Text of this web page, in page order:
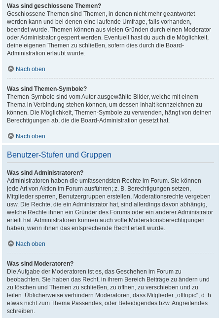
Was sind geschlossene Themen?
Geschlossene Themen sind Themen, in denen nicht mehr geantwortet
werden kann und bei denen eine laufende Umfrage, falls vorhanden,
beendet wurde. Themen können aus vielen Gründen durch einen Moderator
oder Administrator gesperrt werden. Eventuell hast du auch die Möglichkeit,
deine eigenen Themen zu schließen, sofern dies durch die Board-
Administration erlaubt wurde.
Nach oben
Was sind Themen-Symbole?
Themen-Symbole sind vom Autor ausgewählte Bilder, welche mit einem
Thema in Verbindung stehen können, um dessen Inhalt kennzeichnen zu
können. Die Möglichkeit, Themen-Symbole zu verwenden, hängt von deinen
Berechtigungen ab, die die Board-Administration gesetzt hat.
Nach oben
Benutzer-Stufen und Gruppen
Was sind Administratoren?
Administratoren haben die umfassendsten Rechte im Forum. Sie können
jede Art von Aktion im Forum ausführen; z. B. Berechtigungen setzen,
Mitglieder sperren, Benutzergruppen erstellen, Moderationsrechte vergeben
usw. Die Rechte, die ein Administrator hat, sind allerdings davon abhängig,
welche Rechte ihnen ein Gründer des Forums oder ein anderer Administrator
erteilt hat. Administratoren können auch volle Moderationsberechtigungen
haben, wenn ihnen das entsprechende Recht erteilt wurde.
Nach oben
Was sind Moderatoren?
Die Aufgabe der Moderatoren ist es, das Geschehen im Forum zu
beobachten. Sie haben das Recht, in ihrem Bereich Beiträge zu ändern und
zu löschen und Themen zu schließen, zu öffnen, zu verschieben und zu
teilen. Üblicherweise verhindern Moderatoren, dass Mitglieder „offtopic“, d. h.
etwas nicht zum Thema Passendes, oder Beleidigendes bzw. Angreifendes
schreiben.